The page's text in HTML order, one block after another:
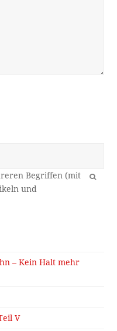
OK
– Kein Halt mehr
V